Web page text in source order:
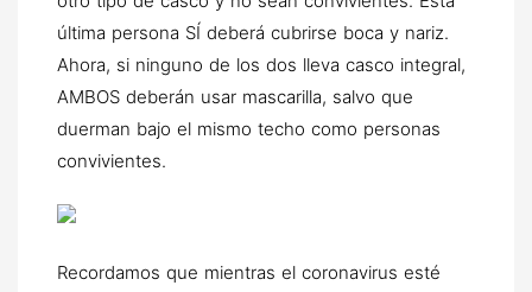
última persona SÍ deberá cubrirse boca y nariz.
Ahora, si ninguno de los dos lleva casco integral,
AMBOS deberán usar mascarilla, salvo que
duerman bajo el mismo techo como personas
convivientes.
Recordamos que mientras el coronavirus esté